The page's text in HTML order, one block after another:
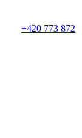
+420 773 872